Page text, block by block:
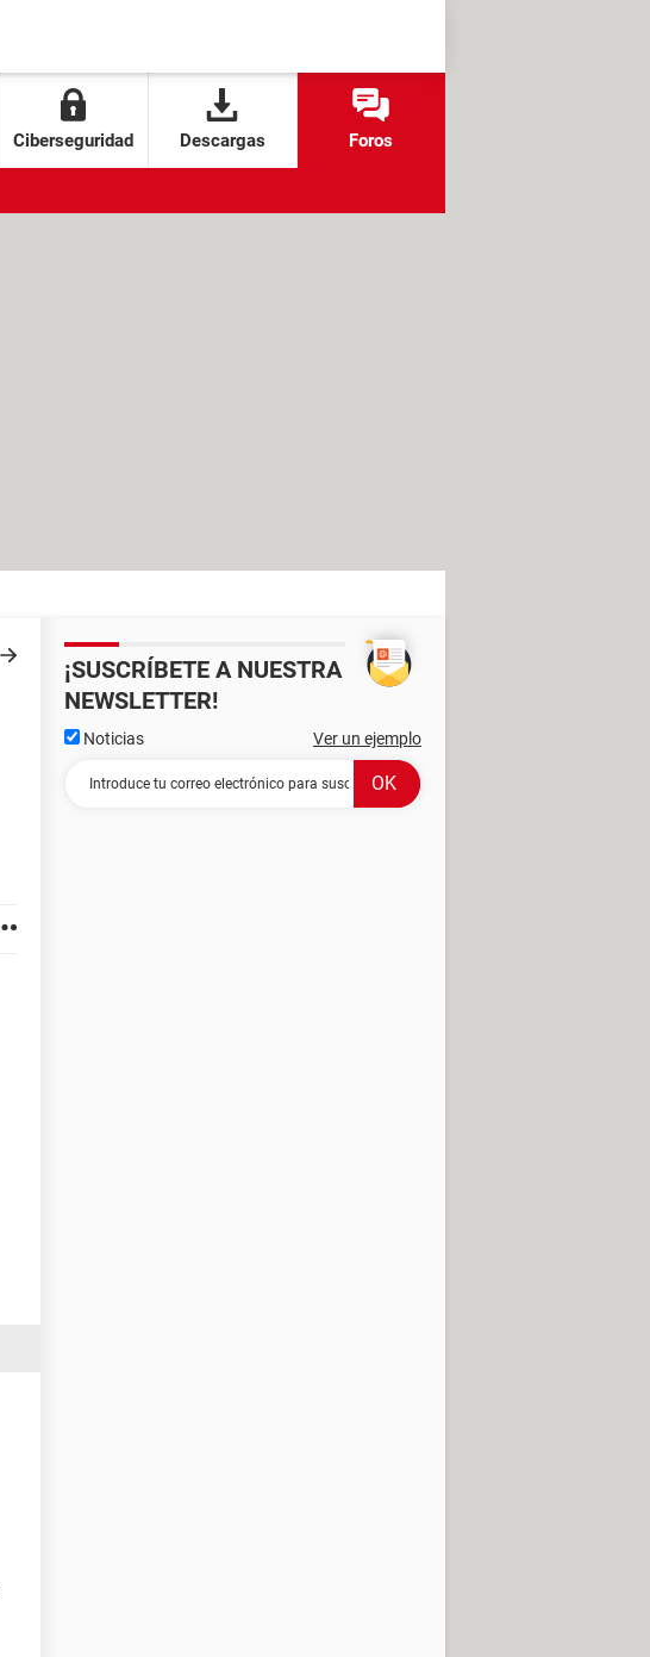
Ciberseguridad Descargas Foros
¡SUSCRÍBETE A NUESTRA
NEWSLETTER!
Noticias Ver un ejemplo